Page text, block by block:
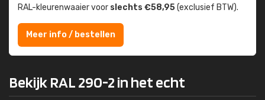
RAL-kleuren­waaier voor slechts €58,95(exclusief BTW).
Meer info / bestellen
Bekijk RAL 290-2 in het echt